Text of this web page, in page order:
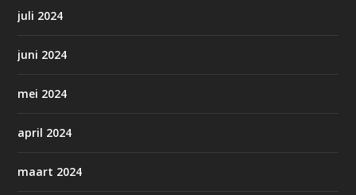
juli 2024
juni 2024
mei 2024
april 2024
maart 2024